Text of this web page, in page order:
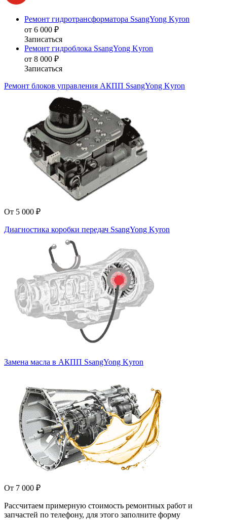
Ремонт гидротрансформатора SsangYong Kyron
от 6 000 ₽
Записаться
Ремонт гидроблока SsangYong Kyron
от 8 000 ₽
Записаться
Ремонт блоков управления АКПП SsangYong Kyron
От 5 000 ₽
Диагностика коробки передач SsangYong Kyron
Замена масла в АКПП SsangYong Kyron
От 7 000 ₽
Рассчитаем примерную стоимость ремонтных работ и
запчастей по телефону, для этого заполните форму